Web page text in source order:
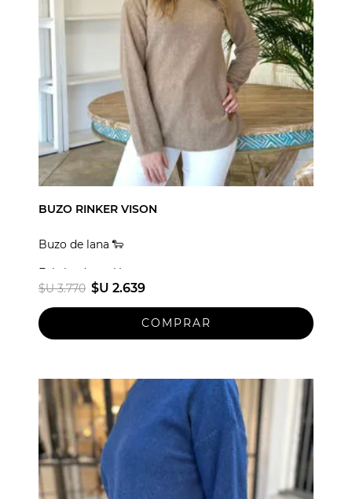
BUZO RINKER VISON
Buzo de lana 🐑
Fabricado en Uruguay
$U 3.770 $U 2.639